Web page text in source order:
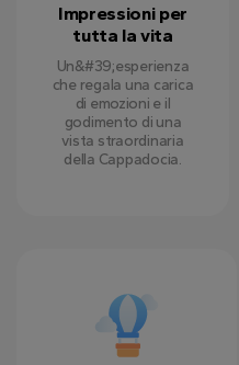
Impressioni per
tutta la vita
Un&#39;esperienza
che regala una carica
di emozioni e il
godimento di una
vista straordinaria
della Cappadocia.